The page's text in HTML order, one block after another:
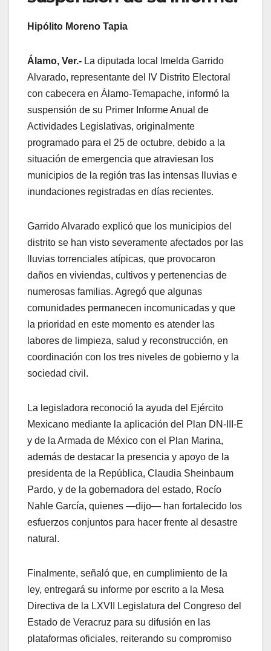
Hipólito Moreno Tapia
Álamo, Ver.- La diputada local Imelda Garrido
Alvarado, representante del IV Distrito Electoral
con cabecera en Álamo-Temapache, informó la
suspensión de su Primer Informe Anual de
Actividades Legislativas, originalmente
programado para el 25 de octubre, debido a la
situación de emergencia que atraviesan los
municipios de la región tras las intensas lluvias e
inundaciones registradas en días recientes.
Garrido Alvarado explicó que los municipios del
distrito se han visto severamente afectados por las
lluvias torrenciales atípicas, que provocaron
daños en viviendas, cultivos y pertenencias de
numerosas familias. Agregó que algunas
comunidades permanecen incomunicadas y que
la prioridad en este momento es atender las
labores de limpieza, salud y reconstrucción, en
coordinación con los tres niveles de gobierno y la
sociedad civil.
La legisladora reconoció la ayuda del Ejército
Mexicano mediante la aplicación del Plan DN-III-E
y de la Armada de México con el Plan Marina,
además de destacar la presencia y apoyo de la
presidenta de la República, Claudia Sheinbaum
Pardo, y de la gobernadora del estado, Rocío
Nahle García, quienes —dijo— han fortalecido los
esfuerzos conjuntos para hacer frente al desastre
natural.
Finalmente, señaló que, en cumplimiento de la
ley, entregará su informe por escrito a la Mesa
Directiva de la LXVII Legislatura del Congreso del
Estado de Veracruz para su difusión en las
plataformas oficiales, reiterando su compromiso